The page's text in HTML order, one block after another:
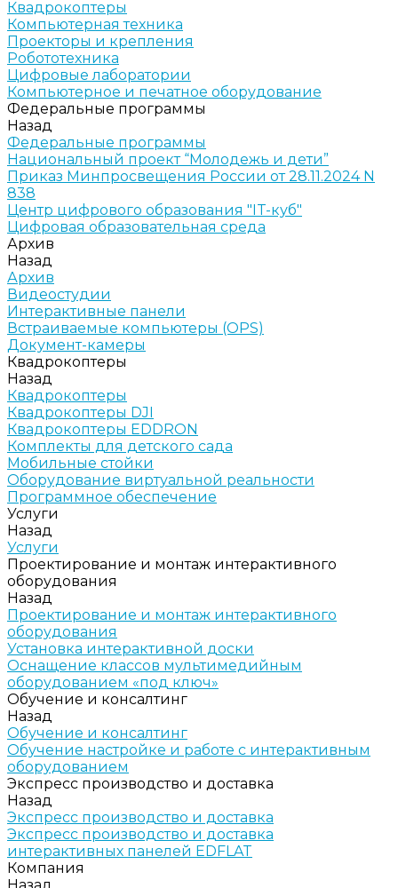
Квадрокоптеры
Компьютерная техника
Проекторы и крепления
Робототехника
Цифровые лаборатории
Компьютерное и печатное оборудование
Федеральные программы
Назад
Федеральные программы
Национальный проект “Молодежь и дети”
Приказ Минпросвещения России от 28.11.2024 N
838
Центр цифрового образования "IT-куб"
Цифровая образовательная среда
Архив
Назад
Архив
Видеостудии
Интерактивные панели
Встраиваемые компьютеры (OPS)
Документ-камеры
Квадрокоптеры
Назад
Квадрокоптеры
Квадрокоптеры DJI
Квадрокоптеры EDDRON
Комплекты для детского сада
Мобильные стойки
Оборудование виртуальной реальности
Программное обеспечение
Услуги
Назад
Услуги
Проектирование и монтаж интерактивного
оборудования
Назад
Проектирование и монтаж интерактивного
оборудования
Установка интерактивной доски
Оснащение классов мультимедийным
оборудованием «под ключ»
Обучение и консалтинг
Назад
Обучение и консалтинг
Обучение настройке и работе с интерактивным
оборудованием
Экспресс производство и доставка
Назад
Экспресс производство и доставка
Экспресс производство и доставка
интерактивных панелей EDFLAT
Компания